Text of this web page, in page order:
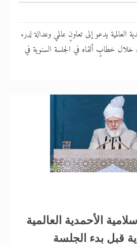
العالمية يدعو إلى تعاونٍ عالمي وعدالة لدرء
خلال خطابٍ ألقاه في الجلسة السنوية في
الأحمدية العالمية
قبل بدء الجلسة